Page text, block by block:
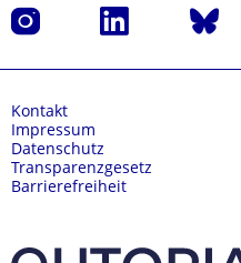
Instagram LinkedIn Bluesky
Kontakt
Impressum
Datenschutz
Transparenzgesetz
Barrierefreiheit